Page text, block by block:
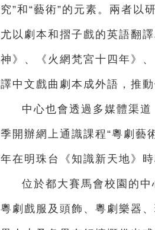
究”和“藝術”的元素。兩者以
尤以劇本和摺子戲的英語翻
神》、《火網梵宮十四年》
譯中文戲曲劇本成外語，推
中心也會透過多媒體渠
季開辦網上通識課程“粵劇藝
年在明珠台《知識新天地》
位於都大賽馬會校園的
粵劇戲服及頭飾、粵劇樂器